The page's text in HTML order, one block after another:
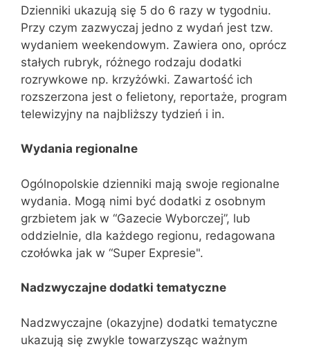
Dzienniki ukazują się 5 do 6 razy w tygodniu.
Przy czym zazwyczaj jedno z wydań jest tzw.
wydaniem weekendowym. Zawiera ono, oprócz
stałych rubryk, różnego rodzaju dodatki
rozrywkowe np. krzyżówki. Zawartość ich
rozszerzona jest o felietony, reportaże, program
telewizyjny na najbliższy tydzień i in.
Wydania regionalne
Ogólnopolskie dzienniki mają swoje regionalne
wydania. Mogą nimi być dodatki z osobnym
grzbietem jak w “Gazecie Wyborczej”, lub
oddzielnie, dla każdego regionu, redagowana
czołówka jak w “Super Expresie".
Nadzwyczajne dodatki tematyczne
Nadzwyczajne (okazyjne) dodatki tematyczne
ukazują się zwykle towarzysząc ważnym